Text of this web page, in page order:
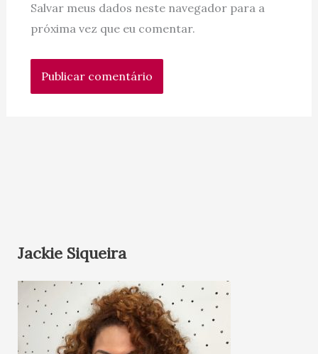
Salvar meus dados neste navegador para a
próxima vez que eu comentar.
Jackie Siqueira